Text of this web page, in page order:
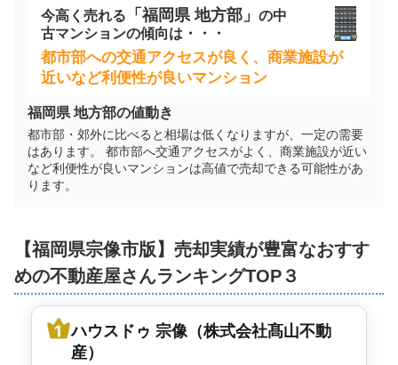
グレイスコート学園前
階数:5階 専有面積:72
ハウスドゥ 宗像（株式会社髙山不動産）
1,200万円 2020年9月
階数:8階 専有面積: 78㎡
ハウスドゥ 宗像（株式会社髙山不動産）
1,600
今高く売れる 「 福岡県地方部」 の中
古マンションの傾向は・・・
都市部への交通アクセスが良く、商業施設が
近いなど利便性が良いマンション
福岡県 地方部の値動き
都市部・郊外に比べると相場は低くなりますが、一定の需要
はあります。 都市部へ交通アクセスがよく、商業施設が近い
など利便性が良いマンションは高値で売却できる可能性があ
ります。
【福岡県宗像市版】売却実績が豊富なおすす
めの不動産屋さんランキングTOP３
ハウスドゥ 宗像（株式会社髙山不動
産）